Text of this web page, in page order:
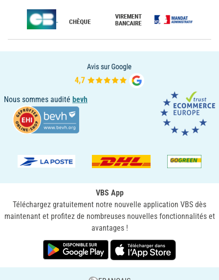
Nous sommes audité bevh
VBS App
Téléchargez gratuitement notre nouvelle application VBS dès
maintenant et profitez de nombreuses nouvelles fonctionnalités et
avantages !